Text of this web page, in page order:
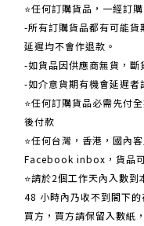
⭐任何訂購貨品，一經訂
-所有訂購貨品都有可能
延遲均不會作退款。
-如貨品因供應商無貨，斷
-如介意貨期有機會延遲者
⭐任何訂購貨品必需先付
後付款
⭐任何台灣，香港，國內
Facebook inbox，貨品
​​⭐請於2個工作天內入數
48 小時內乃收不到閣下
買方，買方請保留入數紙